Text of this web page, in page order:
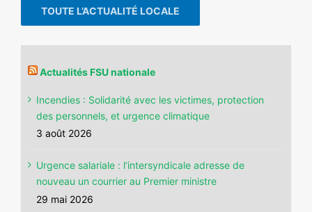
TOUTE L’ACTUALITÉ LOCALE
Actualités FSU nationale
Incendies : Solidarité avec les victimes, protection
des personnels, et urgence climatique
3 août 2026
Urgence salariale : l’intersyndicale adresse de
nouveau un courrier au Premier ministre
29 mai 2026